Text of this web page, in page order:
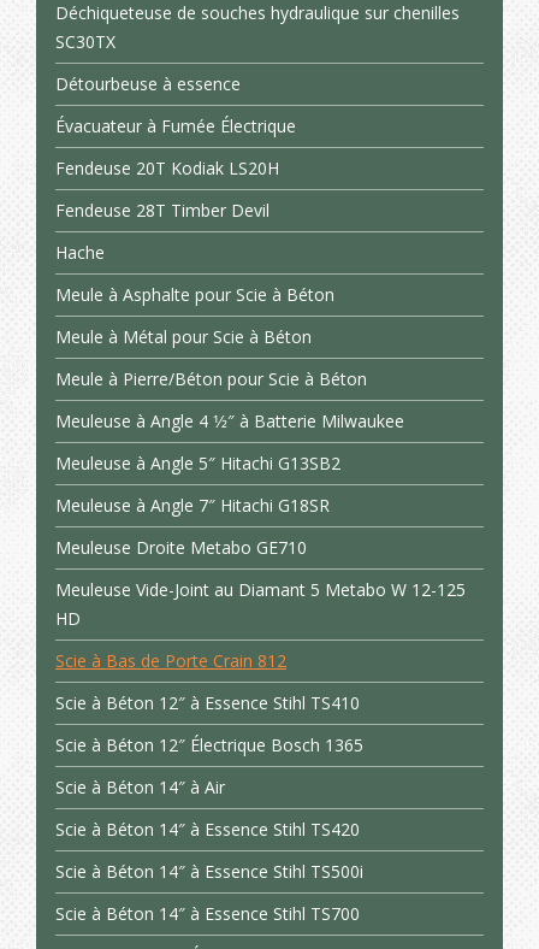
Déchiqueteuse de souches hydraulique sur chenilles
SC30TX
Détourbeuse à essence
Évacuateur à Fumée Électrique
Fendeuse 20T Kodiak LS20H
Fendeuse 28T Timber Devil
Hache
Meule à Asphalte pour Scie à Béton
Meule à Métal pour Scie à Béton
Meule à Pierre/Béton pour Scie à Béton
Meuleuse à Angle 4 1⁄2″ à Batterie Milwaukee
Meuleuse à Angle 5″ Hitachi G13SB2
Meuleuse à Angle 7″ Hitachi G18SR
Meuleuse Droite Metabo GE710
Meuleuse Vide-Joint au Diamant 5 Metabo W 12-125
HD
Scie à Bas de Porte Crain 812
Scie à Béton 12″ à Essence Stihl TS410
Scie à Béton 12″ Électrique Bosch 1365
Scie à Béton 14″ à Air
Scie à Béton 14″ à Essence Stihl TS420
Scie à Béton 14″ à Essence Stihl TS500i
Scie à Béton 14″ à Essence Stihl TS700